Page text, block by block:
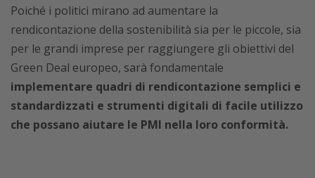
Poiché i politici mirano ad aumentare la
rendicontazione della sostenibilità sia per le piccole, sia
per le grandi imprese per raggiungere gli obiettivi del
Green Deal europeo, sarà fondamentale
implementare quadri di rendicontazione semplici e
standardizzati e strumenti digitali di facile utilizzo
che possano aiutare le PMI nella loro conformità.